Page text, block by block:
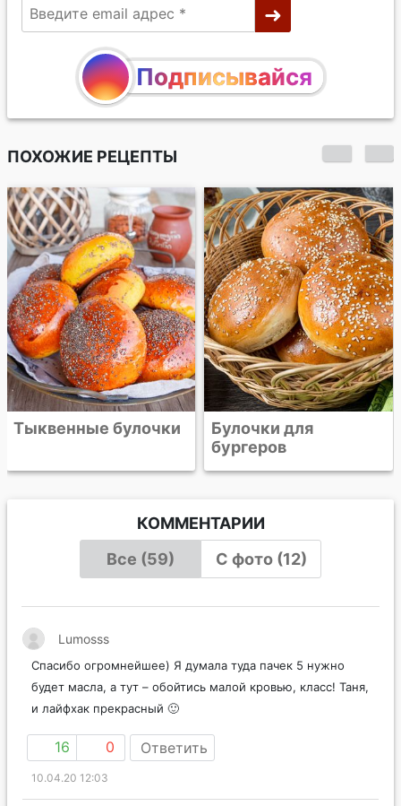
Подписывайся
ПОХОЖИЕ РЕЦЕПТЫ
Булочки для
Японские булочки
для бургеров
"Хоккайдо"
КОММЕНТАРИИ
Все (59)
С фото (12)
Lumosss
Спасибо огромнейшее) Я думала туда пачек 5 нужно
будет масла, а тут – обойтись малой кровью, класс! Таня,
и лайфхак прекрасный 🙂
16 0 Ответить
10.04.20 12:03